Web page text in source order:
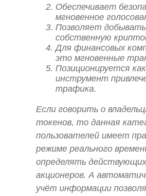
Обеспечивает
мгновенное
Позволяет добывать
собственную
Для финансовых
это мгновенные
Позиционируется как
инструмент
трафика.
Если говорить о
токенов, то данная
пользователей имеет
режиме реального
определять действующих
акционеров. А
учёт информации